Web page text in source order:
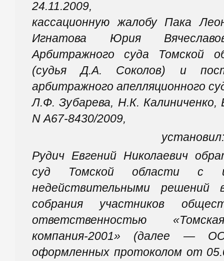
24.11.2009,
кассационную жалобу Пака
Игнатова Юрия
Арбитражного суда Томской
(судья Д.А. Соколов) и
арбитражного апелляционного
Л.Ф. Зубарева, Н.К.
N А67-8430/2009,
Рудич Евгений Николаевич
суд Томской области с
недействительными решений
собрания участников
ответственностью
компания-2001» (далее —
оформленных протоколом от